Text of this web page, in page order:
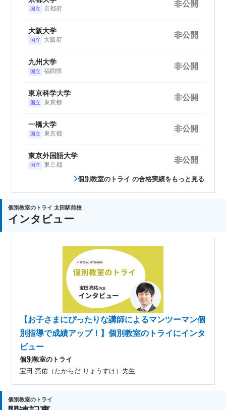
国立 京都府
非公開
大阪大学
国立 大阪府
非公開
九州大学
国立 福岡県
非公開
東京科学大学
国立 東京都
非公開
一橋大学
国立 東京都
非公開
東京外国語大学
国立 東京都
非公開
個別教室のトライ の合格実績をもっと見る
個別教室のトライ 太田駅前校
インタビュー
【お子さまにぴったりな講師によるマンツーマン個
別指導で成績アップ！】個別教室のトライにインタ
ビュー
個別教室のトライ
宝田 亮佑（たからだ りょうすけ）先生
個別教室のトライ